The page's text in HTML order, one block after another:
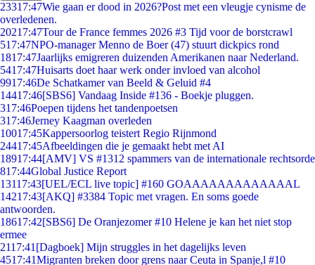
23317:47Wie gaan er dood in 2026?Post met een vleugje cynisme de
overledenen.
20217:47Tour de France femmes 2026 #3 Tijd voor de borstcrawl
517:47NPO-manager Menno de Boer (47) stuurt dickpics rond
1817:47Jaarlijks emigreren duizenden Amerikanen naar Nederland.
5417:47Huisarts doet haar werk onder invloed van alcohol
9917:46De Schatkamer van Beeld & Geluid #4
14417:46[SBS6] Vandaag Inside #136 - Boekje pluggen.
317:46Poepen tijdens het tandenpoetsen
317:46Jerney Kaagman overleden
10017:45Kappersoorlog teistert Regio Rijnmond
24417:45Afbeeldingen die je gemaakt hebt met AI
18917:44[AMV] VS #1312 spammers van de internationale rechtsorde
817:44Global Justice Report
13117:43[UEL/ECL live topic] #160 GOAAAAAAAAAAAAAL
14217:43[AKQ] #3384 Topic met vragen. En soms goede
antwoorden.
18617:42[SBS6] De Oranjezomer #10 Helene je kan het niet stop
ermee
2117:41 [Dagboek] Mijn struggles in het dagelijks leven
4517:41Migranten breken door grens naar Ceuta in Spanje,l #10